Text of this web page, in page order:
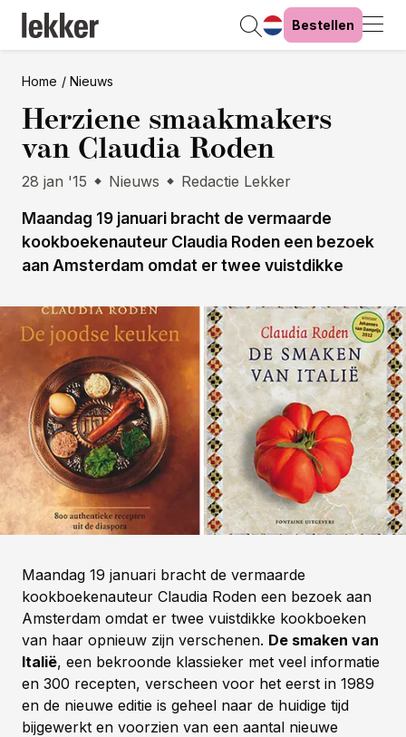
Bestellen
Home Nieuws
Herziene smaakmakers
van Claudia Roden
28 jan '15 Nieuws Redactie Lekker
Maandag 19 januari bracht de vermaarde
kookboekenauteur Claudia Roden een bezoek
aan Amsterdam omdat er twee vuistdikke
Maandag 19 januari bracht de vermaarde
kookboekenauteur Claudia Roden een bezoek aan
Amsterdam omdat er twee vuistdikke kookboeken
van haar opnieuw zijn verschenen. De smaken van
Italië, een bekroonde klassieker met veel informatie
en 300 recepten, verscheen voor het eerst in 1989
en de nieuwe editie is geheel naar de huidige tijd
bijgewerkt en voorzien van een aantal nieuwe